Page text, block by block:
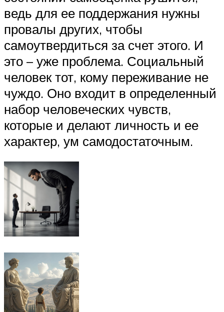
ведь для ее поддержания нужны
провалы других, чтобы
самоутвердиться за счет этого. И
это – уже проблема. Социальный
человек тот, кому переживание не
чуждо. Оно входит в определенный
набор человеческих чувств,
которые и делают личность и ее
характер, ум самодостаточным.